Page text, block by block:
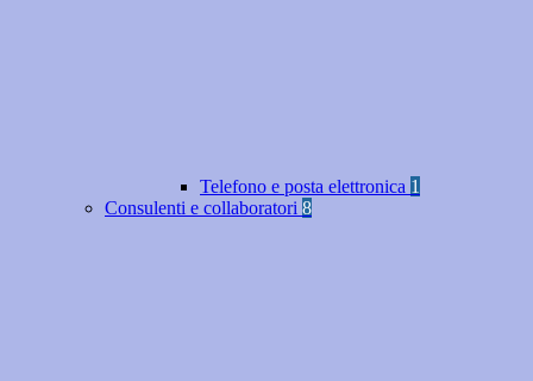
Telefono e posta elettronica 1
Consulenti e collaboratori 8